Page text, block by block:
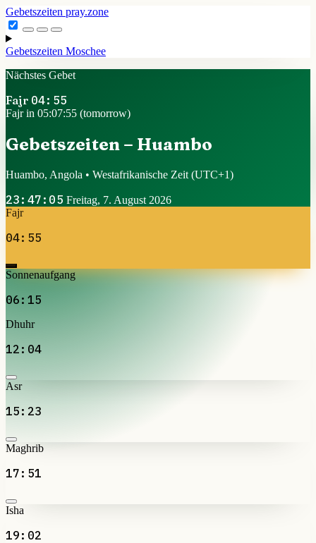
Gebetszeiten pray.zone
Gebetszeiten Moschee
Nächstes Gebet
Fajr 04:55
Fajr in 05:07:55 (tomorrow)
Gebetszeiten – Huambo
Huambo, Angola • Westafrikanische Zeit (UTC+1)
23:47:05 Freitag, 7. August 2026
Fajr
04:55
Sonnenaufgang
06:15
Dhuhr
12:04
Asr
15:23
Maghrib
17:51
Isha
19:02